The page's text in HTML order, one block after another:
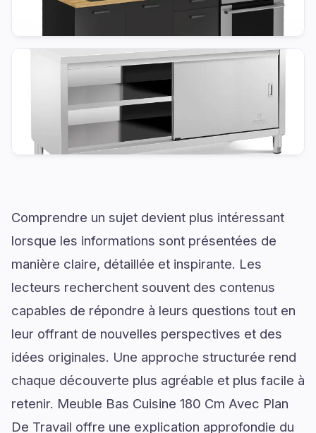
Comprendre un sujet devient plus intéressant
lorsque les informations sont présentées de
manière claire, détaillée et inspirante. Les
lecteurs recherchent souvent des contenus
capables de répondre à leurs questions tout en
leur offrant de nouvelles perspectives et des
idées originales. Une approche structurée rend
chaque découverte plus agréable et plus facile à
retenir. Meuble Bas Cuisine 180 Cm Avec Plan
De Travail offre une explication approfondie du